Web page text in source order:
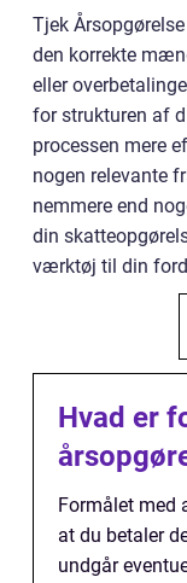
Tjek
den korrekte
eller
for strukturen af
processen mere
nogen relevante
nemmere end
din
værktøj til din
Hvad er
Formålet med
at du betaler
undgår